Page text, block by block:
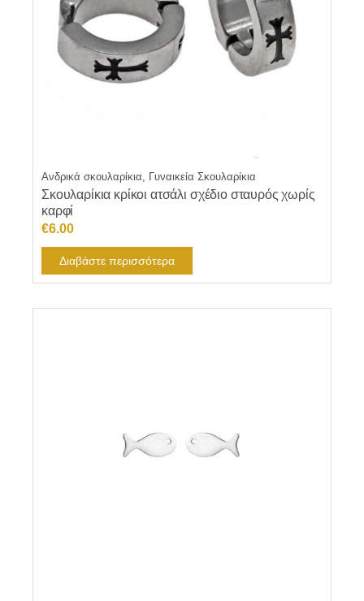
Ανδρικά σκουλαρίκια, Γυναικεία Σκουλαρίκια
Σκουλαρίκια κρίκοι ατσάλι σχέδιο σταυρός χωρίς
καρφί
€6.00
Διαβάστε περισσότερα